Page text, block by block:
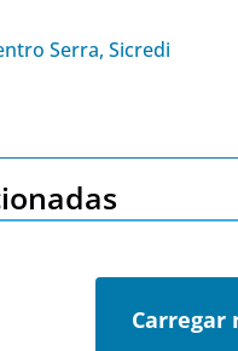
Serra, Sicredi
Carregar